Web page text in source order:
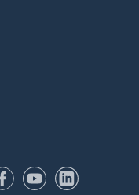
Facebook
YouTubeLinkedIn